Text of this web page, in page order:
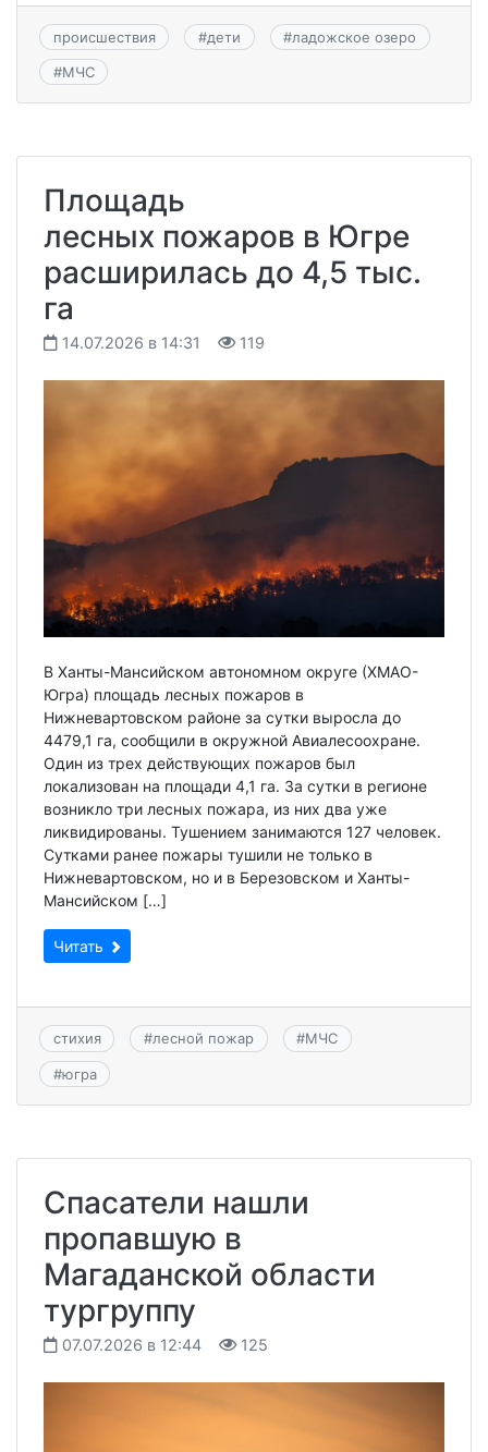
происшествия #дети #ладожское озеро
#МЧС
Площадь
лесных пожаров в Югре
расширилась до 4,5 тыс.
га
14.07.2026 в 14:31 119
В Ханты-Мансийском автономном округе (ХМАО-
Югра) площадь лесных пожаров в
Нижневартовском районе за сутки выросла до
4479,1 га, сообщили в окружной Авиалесоохране.
Один из трех действующих пожаров был
локализован на площади 4,1 га. За сутки в регионе
возникло три лесных пожара, из них два уже
ликвидированы. Тушением занимаются 127 человек.
Сутками ранее пожары тушили не только в
Нижневартовском, но и в Березовском и Ханты-
Мансийском […]
Читать
стихия #лесной пожар #МЧС
#югра
Спасатели нашли
пропавшую в
Магаданской области
тургруппу
07.07.2026 в 12:44 125